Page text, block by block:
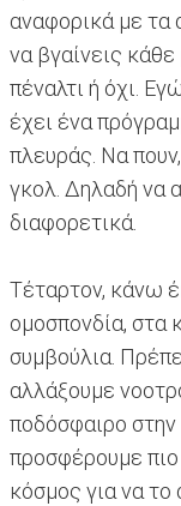
αναφορικά με τα
να βγαίνεις κάθε
πέναλτι ή όχι.
έχει ένα
πλευράς. Να
γκολ. Δηλαδή να
διαφορετικά.
Τέταρτον, κάνω
ομοσπονδία, στα
συμβούλια.
αλλάξουμε
ποδόσφαιρο στην
προσφέρουμε
κόσμος για να το